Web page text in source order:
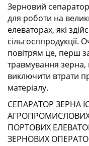
Зерновий
для роботи на
елеваторах, які
сільгосппродукції.
повітрям це, перш
травмування
виключити втрати
матеріалу.
СЕПАРАТОР ЗЕРНА
ПОРТОВИХ
ЗЕРНОВИХ